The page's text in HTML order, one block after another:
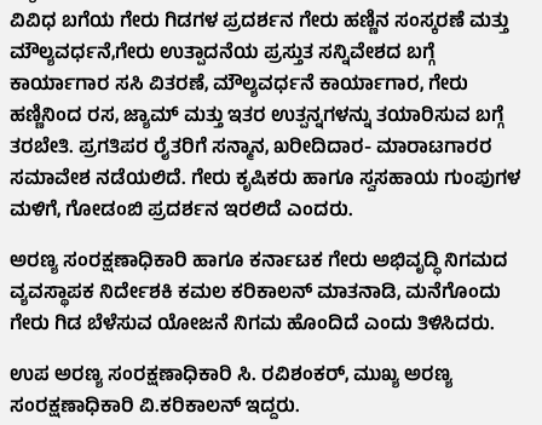
ವಿವಿಧ ಬಗೆಯ ಗೇರು ಗಿಡಗಳ ಪ್ರದರ್ಶನ ಗೇರು ಹಣ್ಣಿನ ಸಂಸ್ಕರಣೆ ಮತ್ತು
ಮೌಲ್ಯವರ್ಧನೆ,ಗೇರು ಉತ್ಪಾದನೆಯ ಪ್ರಸ್ತುತ ಸನ್ನಿವೇಶದ ಬಗ್ಗೆ
ಕಾರ್ಯಾಗಾರ ಸಸಿ ವಿತರಣೆ, ಮೌಲ್ಯವರ್ಧನೆ ಕಾರ್ಯಾಗಾರ, ಗೇರು
ಹಣ್ಣಿನಿಂದ ರಸ, ಜ್ಯಾಮ್ ಮತ್ತು ಇತರ ಉತ್ಪನ್ನಗಳನ್ನು ತಯಾರಿಸುವ ಬಗ್ಗೆ
ತರಬೇತಿ. ಪ್ರಗತಿಪರ ರೈತರಿಗೆ ಸನ್ಮಾನ, ಖರೀದಿದಾರ- ಮಾರಾಟಗಾರರ
ಸಮಾವೇಶ ನಡೆಯಲಿದೆ. ಗೇರು ಕೃಷಿಕರು ಹಾಗೂ ಸ್ವಸಹಾಯ ಗುಂಪುಗಳ
ಮಳಿಗೆ, ಗೋಡಂಬಿ ಪ್ರದರ್ಶನ ಇರಲಿದೆ ಎಂದರು.
ಅರಣ್ಯ ಸಂರಕ್ಷಣಾಧಿಕಾರಿ ಹಾಗೂ ಕರ್ನಾಟಕ ಗೇರು ಅಭಿವೃದ್ಧಿ ನಿಗಮದ
ವ್ಯವಸ್ಥಾಪಕ ನಿರ್ದೇಶಕಿ ಕಮಲ ಕರಿಕಾಲನ್ ಮಾತನಾಡಿ, ಮನೆಗೊಂದು
ಗೇರು ಗಿಡ ಬೆಳೆಸುವ ಯೋಜನೆ ನಿಗಮ ಹೊಂದಿದೆ ಎಂದು ತಿಳಿಸಿದರು.
ಉಪ ಅರಣ್ಯ ಸಂರಕ್ಷಣಾಧಿಕಾರಿ ಸಿ. ರವಿಶಂಕರ್, ಮುಖ್ಯ ಅರಣ್ಯ
ಸಂರಕ್ಷಣಾಧಿಕಾರಿ ವಿ.ಕರಿಕಾಲನ್ ಇದ್ದರು.